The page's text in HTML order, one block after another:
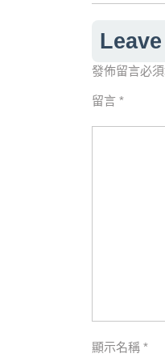
發佈留言必
留言 *
顯示名稱 *